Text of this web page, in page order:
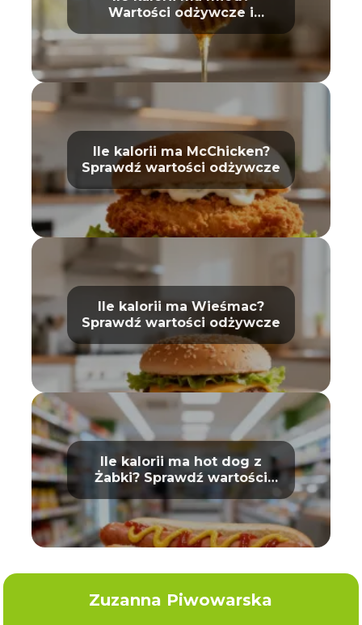
Wartości odżywcze i
właściwości
Ile kalorii ma McChicken?
Sprawdź wartości odżywcze
Ile kalorii ma Wieśmac?
Sprawdź wartości odżywcze
Ile kalorii ma hot dog z
Żabki? Sprawdź wartości
odżywcze
Zuzanna Piwowarska